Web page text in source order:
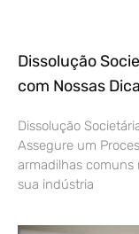
Dissolução
com Nossas
Dissolução
Assegure um
armadilhas comuns
sua indústria